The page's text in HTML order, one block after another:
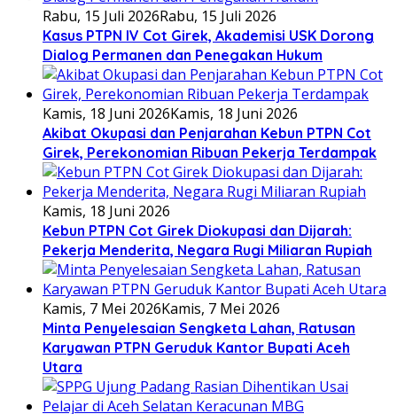
Rabu, 15 Juli 2026Rabu, 15 Juli 2026
Kasus PTPN IV Cot Girek, Akademisi USK Dorong
Dialog Permanen dan Penegakan Hukum
Kamis, 18 Juni 2026Kamis, 18 Juni 2026
Akibat Okupasi dan Penjarahan Kebun PTPN Cot
Girek, Perekonomian Ribuan Pekerja Terdampak
Kamis, 18 Juni 2026
Kebun PTPN Cot Girek Diokupasi dan Dijarah:
Pekerja Menderita, Negara Rugi Miliaran Rupiah
Kamis, 7 Mei 2026Kamis, 7 Mei 2026
Minta Penyelesaian Sengketa Lahan, Ratusan
Karyawan PTPN Geruduk Kantor Bupati Aceh
Utara